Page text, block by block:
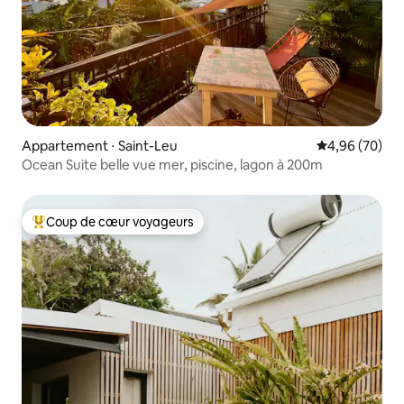
Appartement ⋅ Saint-Leu Évaluation
4,96 (70)
Ocean Suite belle vue mer, piscine, lagon à 200m
Coups de cœur voyageurs les plus appréciés
Coup de cœur voyageurs